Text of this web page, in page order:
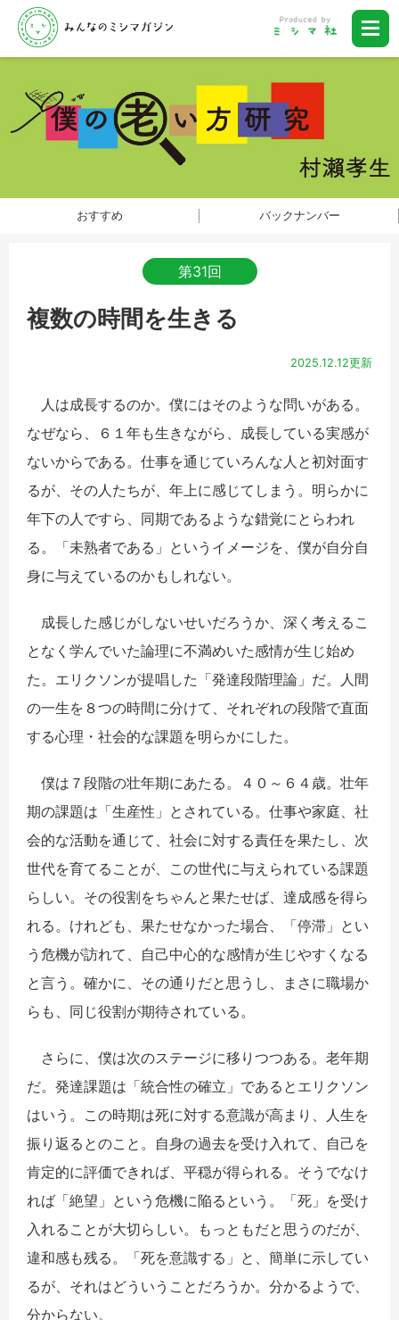
おすすめ バックナンバー
第31回
複数の時間を生きる
2025.12.12更新
人は成長するのか。僕にはそのような問いがある。
なぜなら、６１年も生きながら、成長している実感が
ないからである。仕事を通じていろんな人と初対面す
るが、その人たちが、年上に感じてしまう。明らかに
年下の人ですら、同期であるような錯覚にとらわれ
る。「未熟者である」というイメージを、僕が自分自
身に与えているのかもしれない。
成長した感じがしないせいだろうか、深く考えるこ
となく学んでいた論理に不満めいた感情が生じ始め
た。エリクソンが提唱した「発達段階理論」だ。人間
の一生を８つの時間に分けて、それぞれの段階で直面
する心理・社会的な課題を明らかにした。
僕は７段階の壮年期にあたる。４０～６４歳。壮年
期の課題は「生産性」とされている。仕事や家庭、社
会的な活動を通じて、社会に対する責任を果たし、次
世代を育てることが、この世代に与えられている課題
らしい。その役割をちゃんと果たせば、達成感を得ら
れる。けれども、果たせなかった場合、「停滞」とい
う危機が訪れて、自己中心的な感情が生じやすくなる
と言う。確かに、その通りだと思うし、まさに職場か
らも、同じ役割が期待されている。
さらに、僕は次のステージに移りつつある。老年期
だ。発達課題は「統合性の確立」であるとエリクソン
はいう。この時期は死に対する意識が高まり、人生を
振り返るとのこと。自身の過去を受け入れて、自己を
肯定的に評価できれば、平穏が得られる。そうでなけ
れば「絶望」という危機に陥るという。「死」を受け
入れることが大切らしい。もっともだと思うのだが、
違和感も残る。「死を意識する」と、簡単に示してい
るが、それはどういうことだろうか。分かるようで、
分からない。